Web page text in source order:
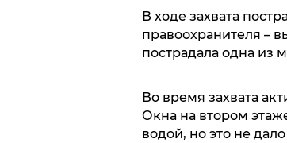
В ходе захвата
правоохранителя –
пострадала одна из
Во время захвата
Окна на втором
водой, но это не